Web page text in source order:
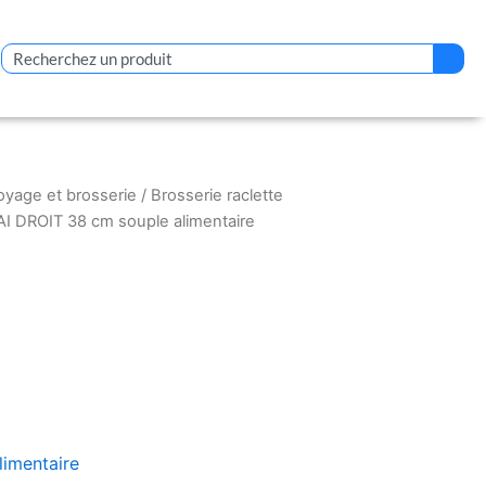
Rechercher
et brosserie / Brosserie raclette
DROIT 38 cm souple alimentaire